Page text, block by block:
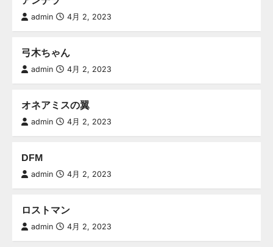
admin 4月 2, 2023
弓木ちゃん
admin 4月 2, 2023
オネアミスの翼
admin 4月 2, 2023
DFM
admin 4月 2, 2023
ロストマン
admin 4月 2, 2023